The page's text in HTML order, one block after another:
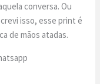
conversa. Ou
isso, esse print é
de mãos atadas.